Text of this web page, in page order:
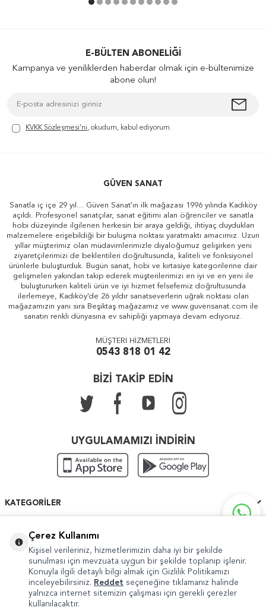
E-BÜLTEN ABONELIĞI
Kampanya ve yeniliklerden haberdar olmak için e-bültenimize
abone olun!
KVKK Sözleşmesi'ni, okudum, kabul ediyorum.
GÜVEN SANAT
Sanatla iç içe 29 yıl... Güven Sanat'ın ilk mağazası 1996 yılında Kadıköy
açıldı. Profesyonel sanatçılar, sanat eğitimi alan öğrenciler ve sanatla
hobi düzeyinde ilgilenen herkesin bir araya geldiği, ihtiyaç duydukları
malzemelere erişebildiği bir buluşma noktası yaratmaktı amacımız. Uzun
yıllar müşterimiz olan müdavimlerimizle diyaloğumuz gelişirken yeni
ziyaretçilerimizi de beklentileri doğrultusunda, kaliteli ve fonksiyonel
ürünlerle buluşturduk. Bugün sanat, hobi ve kırtasiye kategorilerine dair
gelişmeleri yakından takip ederek müşterilerimizi en iyi ve en yeni ile
buluştururken kaliteli ürün ve iyi hizmet felsefemiz doğrultusunda
ilerlemeye, Kadıköy'de 26 yıldır sanatseverlerin uğrak noktası olan
mağazamızın yanı sıra Beşiktaş mağazamız ve www.guvensanat.com ile
sanatın renkli dünyasına ev sahipliği yapmaya devam ediyoruz.
MÜŞTERİ HİZMETLERİ
0543 818 01 42
BİZİ TAKİP EDİN
UYGULAMAMIZI İNDİRİN
KATEGORILER
HIZLI ERIŞIM
Çerez Kullanımı
Kişisel verileriniz, hizmetlerimizin daha iyi bir şekilde
sunulması için mevzuata uygun bir şekilde toplanıp işlenir.
Konuyla ilgili detaylı bilgi almak için Gizlilik Politikamızı
inceleyebilirsiniz. Reddet seçeneğine tıklamanız halinde
yalnızca internet sitemizin çalışması için gerekli çerezler
kullanılacaktır.